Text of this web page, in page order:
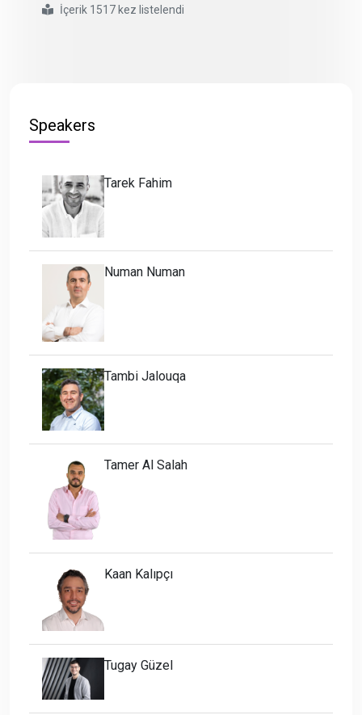
#hilmi
#öğütcüİçerik 1517 kez listelendi
Speakers
Tarek Fahim
Numan Numan
Tambi Jalouqa
Tamer Al Salah
Kaan Kalıpçı
Tugay Güzel